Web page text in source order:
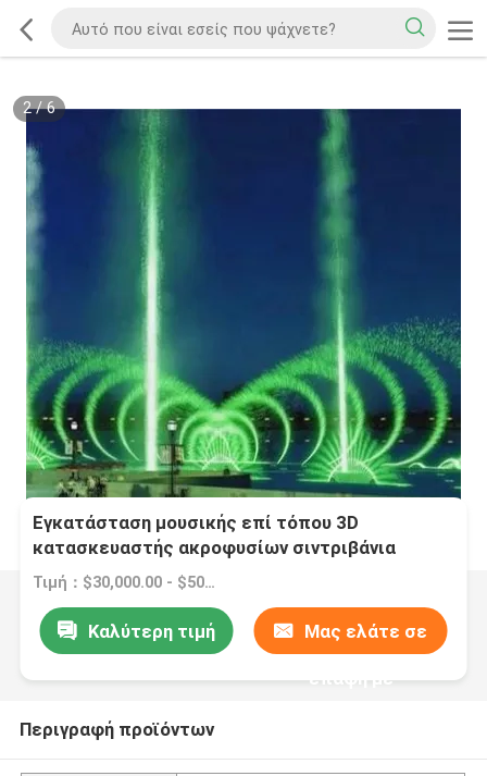
2/6
Εγκατάσταση μουσικής επί τόπου 3D
κατασκευαστής ακροφυσίων σιντριβάνια
Τιμή：$30,000.00 - $500,000.00/sets
Καλύτερη τιμή Μας ελάτε σε
επαφή με
Περιγραφή προϊόντων